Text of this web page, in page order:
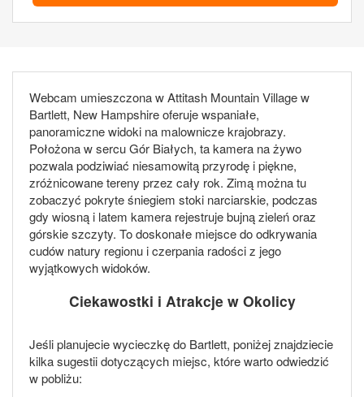
Webcam umieszczona w Attitash Mountain Village w
Bartlett, New Hampshire oferuje wspaniałe,
panoramiczne widoki na malownicze krajobrazy.
Położona w sercu Gór Białych, ta kamera na żywo
pozwala podziwiać niesamowitą przyrodę i piękne,
zróżnicowane tereny przez cały rok. Zimą można tu
zobaczyć pokryte śniegiem stoki narciarskie, podczas
gdy wiosną i latem kamera rejestruje bujną zieleń oraz
górskie szczyty. To doskonałe miejsce do odkrywania
cudów natury regionu i czerpania radości z jego
wyjątkowych widoków.
Ciekawostki i Atrakcje w Okolicy
Jeśli planujecie wycieczkę do Bartlett, poniżej znajdziecie
kilka sugestii dotyczących miejsc, które warto odwiedzić
w pobliżu: